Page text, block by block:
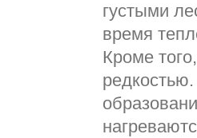
густыми
время
Кроме